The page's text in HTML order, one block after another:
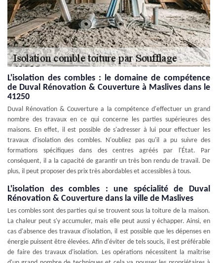
L'isolation des combles : le domaine de compétence
de Duval Rénovation & Couverture à Maslives dans le
41250
Duval Rénovation & Couverture a la compétence d'effectuer un grand
nombre des travaux en ce qui concerne les parties supérieures des
maisons. En effet, il est possible de s'adresser à lui pour effectuer les
travaux d'isolation des combles. N'oubliez pas qu'il a pu suivre des
formations spécifiques dans des centres agréés par l'État. Par
conséquent, il a la capacité de garantir un très bon rendu de travail. De
plus, il peut proposer des prix très abordables et accessibles à tous.
L'isolation des combles : une spécialité de Duval
Rénovation & Couverture dans la ville de Maslives
Les combles sont des parties qui se trouvent sous la toiture de la maison.
La chaleur peut s'y accumuler, mais elle peut aussi y échapper. Ainsi, en
cas d'absence des travaux d'isolation, il est possible que les dépenses en
énergie puissent être élevées. Afin d'éviter de tels soucis, il est préférable
de faire des travaux d'isolation. Les opérations nécessitent la maîtrise